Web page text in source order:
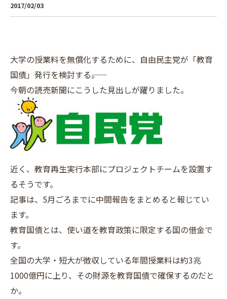
2017/02/03
大学の授業料を無償化するために、自由民主党が「教育
国債」発行を検討する――。
今朝の読売新聞にこうした見出しが躍りました。
近く、教育再生実行本部にプロジェクトチームを設置す
るそうです。
記事は、5月ごろまでに中間報告をまとめると報じてい
ます。
教育国債とは、使い道を教育政策に限定する国の借金で
す。
全国の大学・短大が徴収している年間授業料は約3兆
1000億円に上り、その財源を教育国債で確保するのだと
か。